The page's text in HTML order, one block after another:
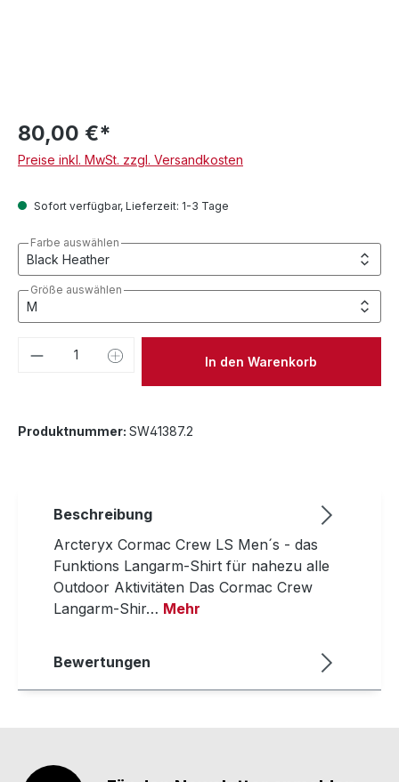
80,00 €*
Preise inkl. MwSt. zzgl. Versandkosten
Sofort verfügbar, Lieferzeit: 1-3 Tage
Farbe auswählen
Größe auswählen
Produkt Anzahl: Gib denIn den Warenkorb
Produktnummer: SW41387.2
Beschreibung
Arcteryx Cormac Crew LS Men´s - das
Funktions Langarm-Shirt für nahezu alle
Outdoor Aktivitäten Das Cormac Crew
Langarm-Shir… Mehr
Bewertungen